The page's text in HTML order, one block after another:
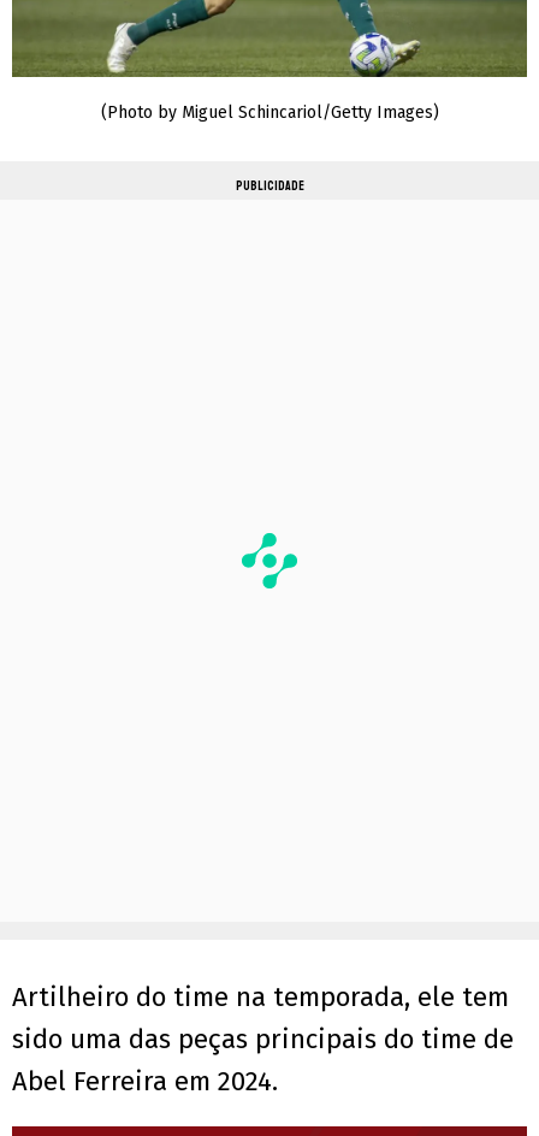
(Photo by Miguel Schincariol/Getty Images)
PUBLICIDADE
Artilheiro do time na temporada, ele tem
sido uma das peças principais do time de
Abel Ferreira em 2024.